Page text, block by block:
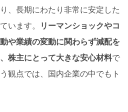
、長期にわたり非常に安定した
います。
リーマンショックやコ
や業績の変動に関わらず減配を
株主にとって大きな安心材料で
観点では、国内企業の中でもト